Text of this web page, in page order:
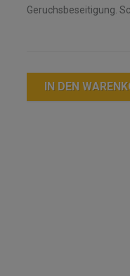
Geruchsbeseitigung.
IN DEN